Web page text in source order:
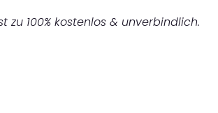
zu 100% kostenlos & unverbindlich.